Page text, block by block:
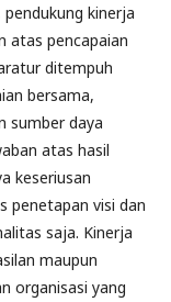
kinerja
atas pencapaian
ditempuh
bersama,
sumber daya
atas hasil
keseriusan
penetapan visi dan
saja. Kinerja
maupun
organisasi yang